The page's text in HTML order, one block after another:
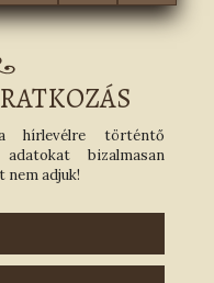
hírlevélre történtő
bizalmasan
nem adjuk!